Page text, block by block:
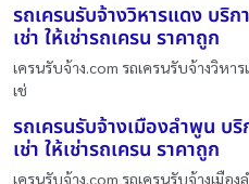
รถเครนรับจ้างวิหารแดง บริก
เช่า ให้เช่ารถเครน ราคาถูก
เครนรับจ้าง.com รถเครนรับจ้างวิหา
เช่
รถเครนรับจ้างเมืองลำพูน บริ
เช่า ให้เช่ารถเครน ราคาถูก
เครนรับจ้าง.com รถเครนรับจ้างเมือ